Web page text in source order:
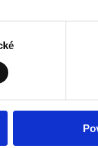
platit nájemné
prodlení majiteli